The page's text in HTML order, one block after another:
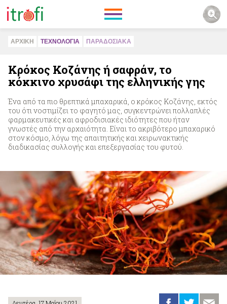
ΑΡΧΙΚΗ ΤΕΧΝΟΛΟΓΙΑ ΠΑΡΑΔΟΣΙΑΚA
Κρόκος Κοζάνης ή σαφράν, το
κόκκινο χρυσάφι της ελληνικής γης
Ένα από τα πιο θρεπτικά μπαχαρικά, ο κρόκος Κοζάνης, εκτός
του ότι νοστιμίζει το φαγητό μας, συγκεντρώνει πολλαπλές
φαρμακευτικές και αφροδισιακές ιδιότητες που ήταν
γνωστές από την αρχαιότητα. Είναι το ακριβότερο μπαχαρικό
στον κόσμο, λόγω της απαιτητικής και χειρωνακτικής
διαδικασίας συλλογής και επεξεργασίας του φυτού.